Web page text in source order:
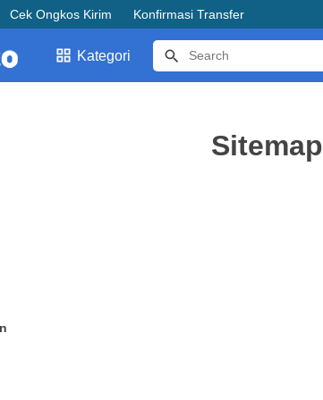
Cek Ongkos Kirim Konfirmasi Transfer
Kategori
Sitemap